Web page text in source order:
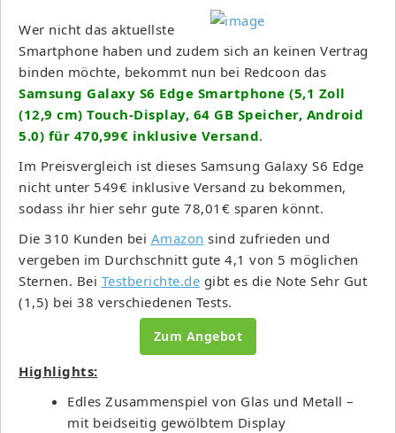
Wer nicht das aktuellste
Smartphone haben und zudem sich an keinen Vertrag
binden möchte, bekommt nun bei Redcoon das
Samsung Galaxy S6 Edge Smartphone (5,1 Zoll
(12,9 cm) Touch-Display, 64 GB Speicher, Android
5.0) für 470,99€ inklusive Versand.
Im Preisvergleich ist dieses Samsung Galaxy S6 Edge
nicht unter 549€ inklusive Versand zu bekommen,
sodass ihr hier sehr gute 78,01€ sparen könnt.
Die 310 Kunden bei Amazon sind zufrieden und
vergeben im Durchschnitt gute 4,1 von 5 möglichen
Sternen. Bei Testberichte.de gibt es die Note Sehr Gut
(1,5) bei 38 verschiedenen Tests.
Zum Angebot
Highlights:
Edles Zusammenspiel von Glas und Metall –
mit beidseitig gewölbtem Display